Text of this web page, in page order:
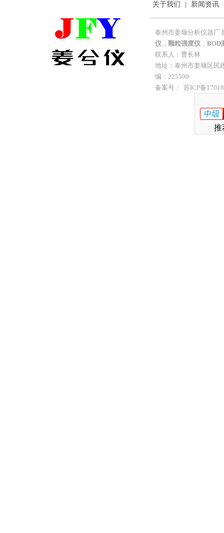
关于我们 新闻资讯
泰州市姜堰分析仪器厂
仪 , 颗粒强度仪 , BOD
联系人：曹长林
地址：泰州市姜堰区民
编：225500
备案号：
苏ICP备
推